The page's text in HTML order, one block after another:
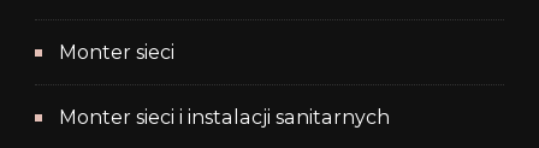
Monter sieci
Monter sieci i instalacji sanitarnych